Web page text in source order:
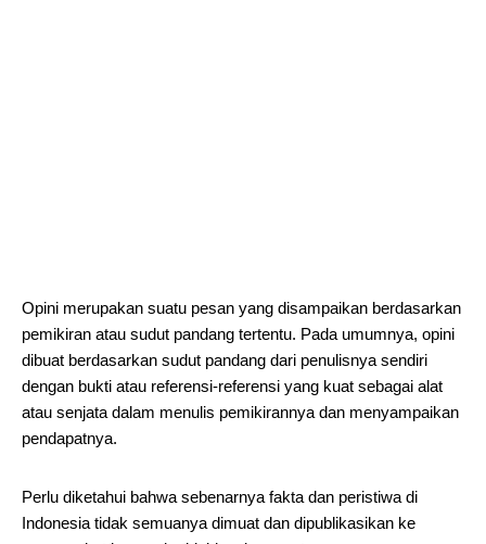
Opini merupakan suatu pesan yang disampaikan berdasarkan
pemikiran atau sudut pandang tertentu. Pada umumnya, opini
dibuat berdasarkan sudut pandang dari penulisnya sendiri
dengan bukti atau referensi-referensi yang kuat sebagai alat
atau senjata dalam menulis pemikirannya dan menyampaikan
pendapatnya.
Perlu diketahui bahwa sebenarnya fakta dan peristiwa di
Indonesia tidak semuanya dimuat dan dipublikasikan ke